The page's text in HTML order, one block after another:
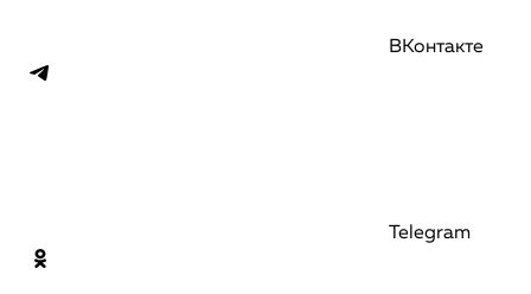
ВКонтакте
Telegram